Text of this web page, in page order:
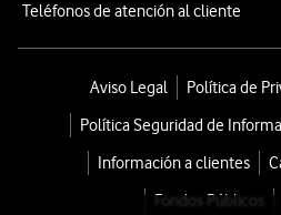
Teléfonos de atención al cliente
Aviso Legal
Política de
Política Seguridad de
Información a clientes
Fondos Públicos